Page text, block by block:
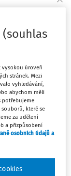
předložen
(souhlas
vysokou úroveň
stránek. Mezi
vyhledávání,
abychom měli
potřebujeme
které se
za udělení
a přizpůsobení
osobních údajů a